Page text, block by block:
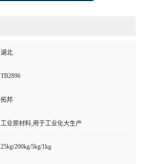
湖北
TB2896
拓邦
工业原材料,用于工业化大生产
25kg/200kg/5kg/1kg